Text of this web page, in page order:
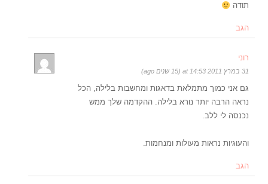
תודה
הגב
רוני
31 במרץ 2011 at 14:53 (15 שנים ago)
גם אני כמוך מתמלאת בדאגות ומחשבות בלילה, הכל
נראה הרבה יותר נורא בלילה. ההקדמה שלך ממש
נכנסה לי ללב.
והעוגיות נראות מעולות ומנחמות.
הגב